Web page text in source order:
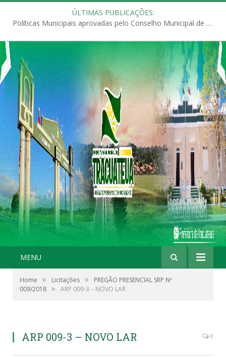
ÚLTIMAS PUBLICAÇÕES:
Políticas Municipais aprovadas pelo Conselho Municipal de Educação (CME)
MENU
Home » Licitações »
PREGÃO PRESENCIAL SRP Nº
009/2018 » ARP 009-3 – NOVO LAR
ARP 009-3 – NOVO LAR 0